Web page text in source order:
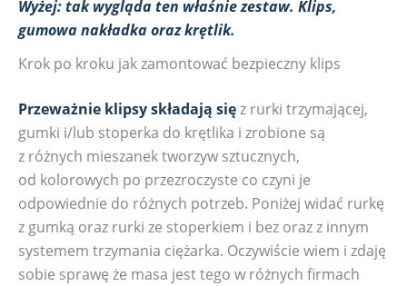
Wyżej: tak wygląda ten właśnie zestaw. Klips,
gumowa nakładka oraz krętlik.
Krok po kroku jak zamontować bezpieczny klips
Przeważnie klipsy składają sięz rurki trzymającej,
gumki i/lub stoperka do krętlika i zrobione są
z różnych mieszanek tworzyw sztucznych,
od kolorowych po przezroczyste co czyni je
odpowiednie do różnych potrzeb. Poniżej widać rurkę
z gumką oraz rurki ze stoperkiem i bez oraz z innym
systemem trzymania ciężarka. Oczywiście wiem i zdaję
sobie sprawę że masa jest tego w różnych firmach